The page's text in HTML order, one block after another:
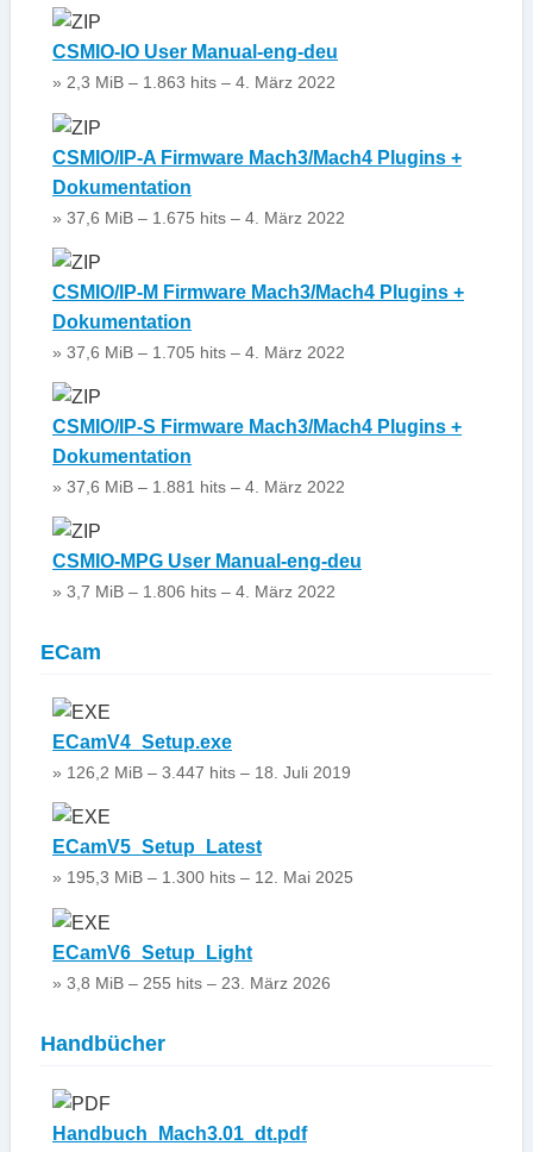
CSMIO-IO User Manual-eng-deu
» 2,3 MiB – 1.863 hits – 4. März 2022
CSMIO/IP-A Firmware Mach3/Mach4 Plugins +
Dokumentation
» 37,6 MiB – 1.675 hits – 4. März 2022
CSMIO/IP-M Firmware Mach3/Mach4 Plugins +
Dokumentation
» 37,6 MiB – 1.705 hits – 4. März 2022
CSMIO/IP-S Firmware Mach3/Mach4 Plugins +
Dokumentation
» 37,6 MiB – 1.881 hits – 4. März 2022
CSMIO-MPG User Manual-eng-deu
» 3,7 MiB – 1.806 hits – 4. März 2022
ECam
ECamV4_Setup.exe
» 126,2 MiB – 3.447 hits – 18. Juli 2019
ECamV5_Setup_Latest
» 195,3 MiB – 1.300 hits – 12. Mai 2025
ECamV6_Setup_Light
» 3,8 MiB – 255 hits – 23. März 2026
Handbücher
Handbuch_Mach3.01_dt.pdf